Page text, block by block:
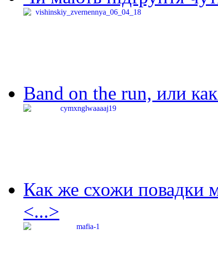
Band on the run, или
Как же схожи повадки
<...>